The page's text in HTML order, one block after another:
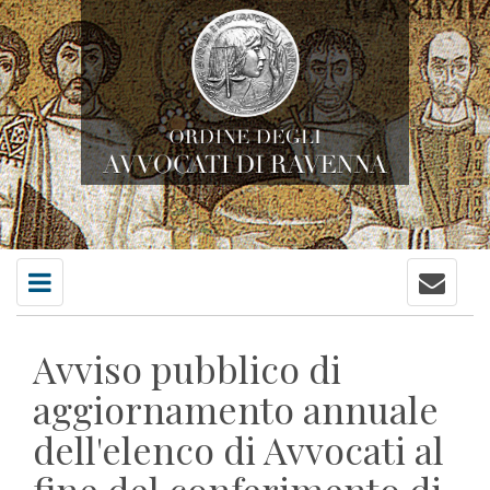
Menu
principale
Contatti
Avviso pubblico di
aggiornamento annuale
dell'elenco di Avvocati al